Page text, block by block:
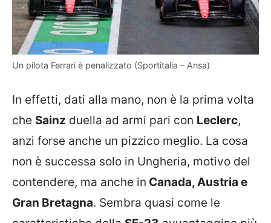
Un pilota Ferrari è penalizzato (Sportitalia – Ansa)
In effetti, dati alla mano, non è la prima volta
che Sainz duella ad armi pari con Leclerc,
anzi forse anche un pizzico meglio. La cosa
non è successa solo in Ungheria, motivo del
contendere, ma anche in Canada, Austria e
Gran Bretagna. Sembra quasi come le